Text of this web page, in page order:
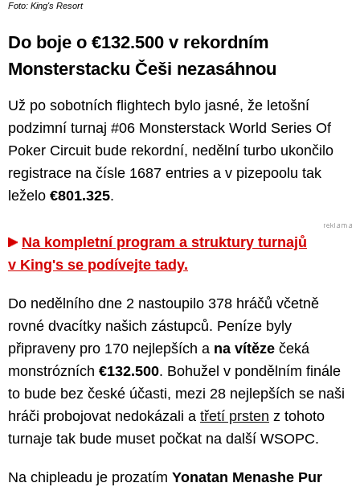
Foto: King's Resort
Do boje o €132.500 v rekordním
Monsterstacku Češi nezasáhnou
Už po sobotních flightech bylo jasné, že letošní
podzimní turnaj #06 Monsterstack World Series Of
Poker Circuit bude rekordní, nedělní turbo ukončilo
registrace na čísle 1687 entries a v pizepoolu tak
leželo €801.325.
Na kompletní program a struktury turnajů
v King's se podívejte tady.
Do nedělního dne 2 nastoupilo 378 hráčů včetně
rovné dvacítky našich zástupců. Peníze byly
připraveny pro 170 nejlepších a na vítěze čeká
monstrózních €132.500. Bohužel v pondělním finále
to bude bez české účasti, mezi 28 nejlepších se naši
hráči probojovat nedokázali a třetí prsten z tohoto
turnaje tak bude muset počkat na další WSOPC.
Na chipleadu je prozatím Yonatan Menashe Pur